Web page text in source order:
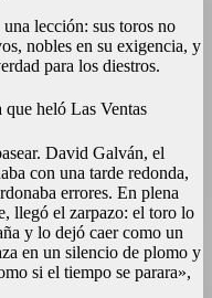
lección: sus toros no
nobles en su exigencia, y
para los diestros.
heló Las Ventas
David Galván, el
con una tarde redonda,
errores. En plena
llegó el zarpazo: el toro lo
y lo dejó caer como un
en un silencio de plomo y
si el tiempo se parara»,